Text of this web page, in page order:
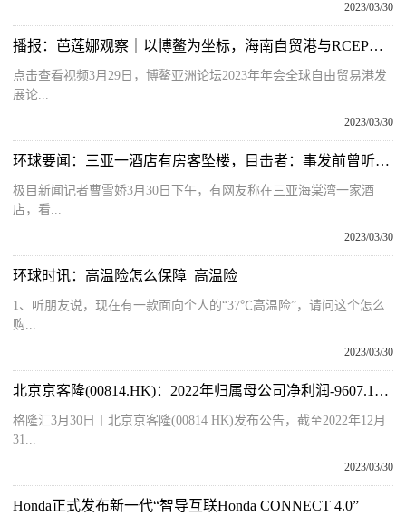
2023/03/30
播报：芭莲娜观察｜以博鳌为坐标，海南自贸港与RCEP开启深合作
点击查看视频3月29日，博鳌亚洲论坛2023年年会全球自由贸易港发
展论...
2023/03/30
环球要闻：三亚一酒店有房客坠楼，目击者：事发前曾听到嬉笑打闹声
极目新闻记者曹雪娇3月30日下午，有网友称在三亚海棠湾一家酒
店，看...
2023/03/30
环球时讯：高温险怎么保障_高温险
1、听朋友说，现在有一款面向个人的“37℃高温险”，请问这个怎么
购...
2023/03/30
北京京客隆(00814.HK)：2022年归属母公司净利润-9607.1万元
格隆汇3月30日丨北京京客隆(00814 HK)发布公告，截至2022年12月
31...
2023/03/30
Honda正式发布新一代“智导互联Honda CONNECT 4.0”